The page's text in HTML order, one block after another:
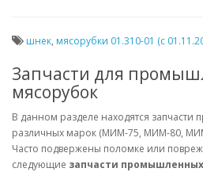
шнек, мясорубки 01.310-01 (с
Запчасти для
мясорубок
В данном разделе находятся
различных марок (МИМ-75, МИМ-80,
Часто подвержены поломке или
следующие запчасти